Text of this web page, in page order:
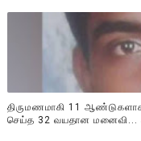
திருமணமாகி 11
செய்த 32 வயதான மனைவி...